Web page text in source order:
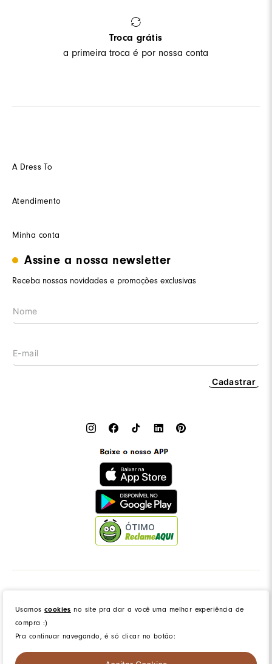
Usamos cookies no site pra dar a você uma melhor experiência de
compra :)
Pra continuar navegando, é só clicar no botão:
Troca grátis
a primeira troca é por nossa conta
A Dress To
Futuro
Seja um(a) cliente multimarca
Trabalhe conosco
Nossas lojas
Atendimento
Como trocar
Termos de uso
Prazos de entrega
LGPD
Minha conta
Minha conta
Assine a nossa newsletter
Receba nossas novidades e promoções exclusivas
Cadastrar
ÓTIMO
created byCommerceGrowth| powered by